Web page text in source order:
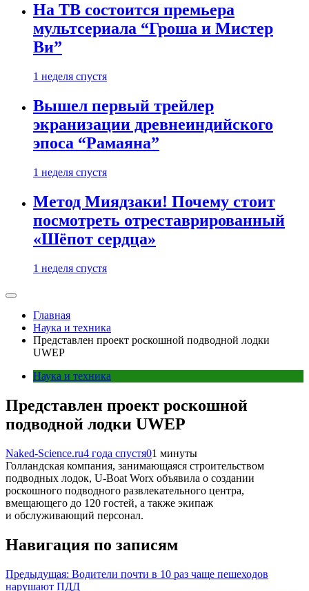
На ТВ состоится премьера
мультсериала “Гроша и Мистер
Ви”
1 неделя спустя
Вышел первый трейлер
экранизации древнеиндийского
эпоса “Рамаяна”
1 неделя спустя
Метод Миядзаки! Почему стоит
посмотреть отреставрированный
«Шёпот сердца»
1 неделя спустя
Главная
Наука и техника
Представлен проект роскошной подводной лодки
UWEP
Наука и техника
Представлен проект роскошной
подводной лодки UWEP
Naked-Science.ru4 года спустя01 минуты
Голландская компания, занимающаяся строительством
подводных лодок, U-Boat Worx объявила о создании
роскошного подводного развлекательного центра,
вмещающего до 120 гостей, а также экипаж
и обслуживающий персонал.
Навигация по записям
Предыдущая: Водители почти в 10 раз чаще пешеходов
нарушают ПДД